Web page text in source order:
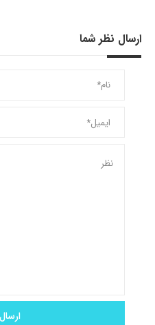
ارسال نظر شما